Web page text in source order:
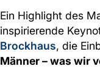
Ein Highlight des
inspirierende
Brockhaus, die
Männer – was wir